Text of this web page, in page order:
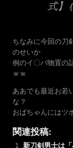
式】
ちなみに今回の刀
のせいか
例のイ〇バ物置の
ｗｗ
ああでも最近お若
な？
おばちゃんにはツ
関連投稿:
新刀剣男士は